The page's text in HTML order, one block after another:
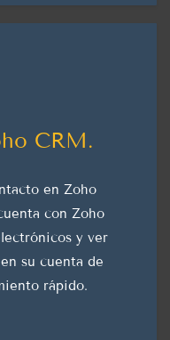
CRM.
en Zoho
con Zoho
y ver
su cuenta de
rápido.